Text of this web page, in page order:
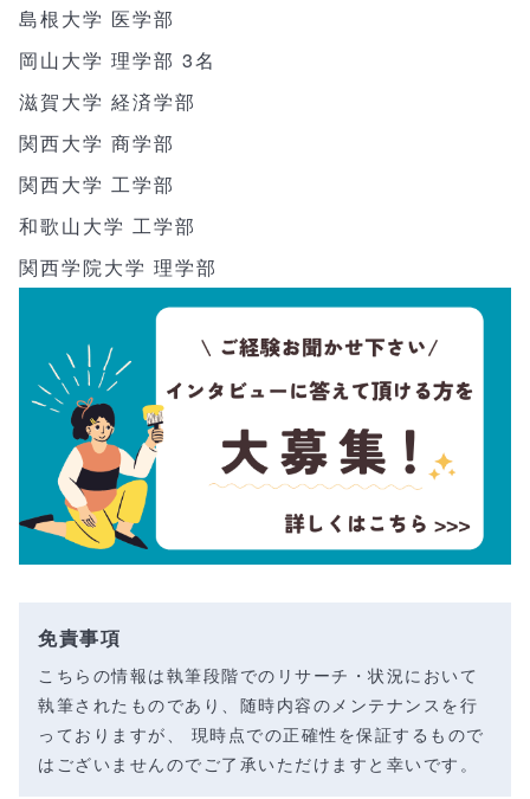
島根大学 医学部
岡山大学 理学部 3名
滋賀大学 経済学部
関西大学 商学部
関西大学 工学部
和歌山大学 工学部
関西学院大学 理学部
免責事項
こちらの情報は執筆段階でのリサーチ・状況において
執筆されたものであり、随時内容のメンテナンスを行
っておりますが、 現時点での正確性を保証するもので
はございませんのでご了承いただけますと幸いです。